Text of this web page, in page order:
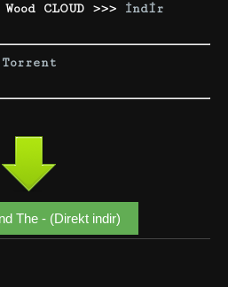
CLOUD >>> İndir
Torrent
The - (Direkt indir)